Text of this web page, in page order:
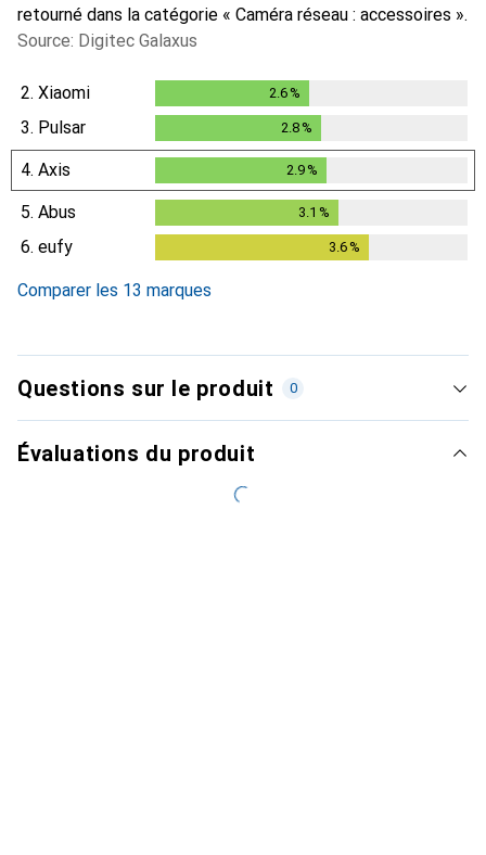
retourné dans la catégorie « Caméra réseau : accessoires ».
Source: Digitec Galaxus
2. Xiaomi 2.6%
3. Pulsar 2.8%
4. Axis 2.9 %
5. Abus 3.1 %
6. eufy 3.6%
Comparer les 13 marques
Questions sur le produit 0
Évaluations du produit